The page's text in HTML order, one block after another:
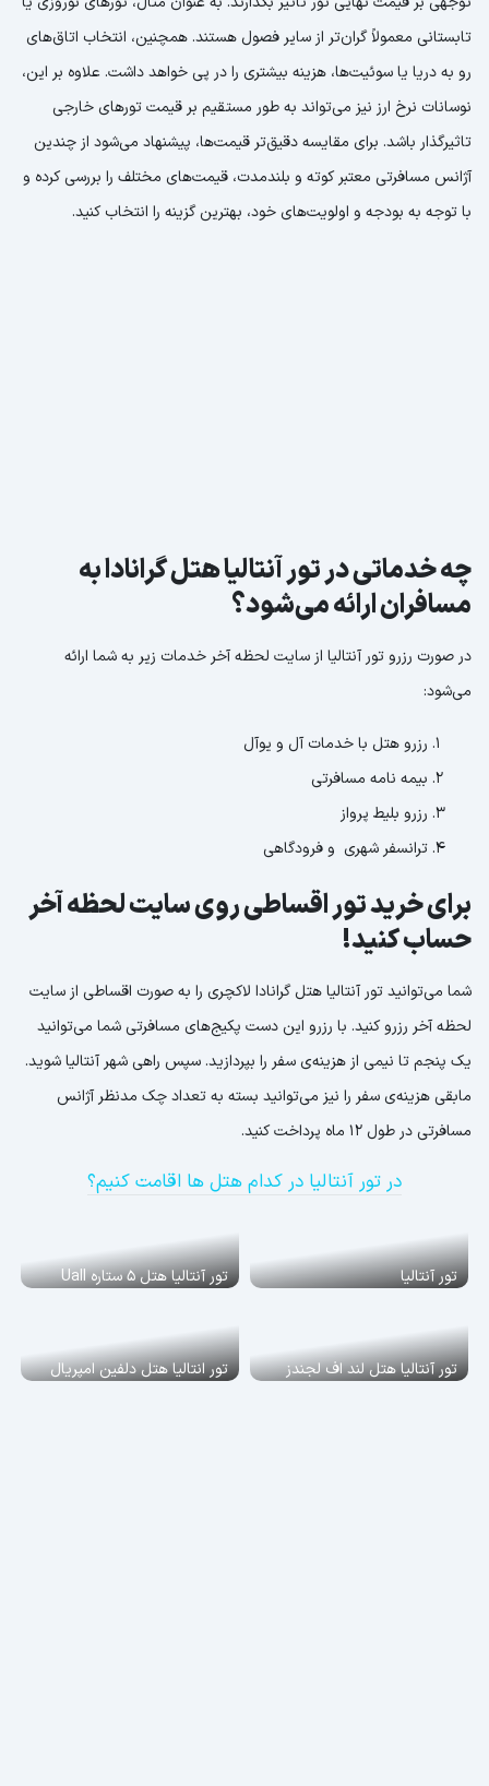
تابستانی معمولاً گران‌تر از سایر فصول هستند. همچنین، انتخاب اتاق‌های
رو به دریا یا سوئیت‌ها، هزینه بیشتری را در پی خواهد داشت. علاوه بر این،
نوسانات نرخ ارز نیز می‌تواند به طور مستقیم بر قیمت تورهای خارجی
تاثیرگذار باشد. برای مقایسه دقیق‌تر قیمت‌ها، پیشنهاد می‌شود از چندین
آژانس مسافرتی معتبر کوته و بلندمدت، قیمت‌های مختلف را بررسی کرده و
با توجه به بودجه و اولویت‌های خود، بهترین گزینه را انتخاب کنید.
چه خدماتی در تور آنتالیا هتل گرانادا به
مسافران ارائه می‌شود؟
در صورت رزرو تور آنتالیا از سایت لحظه آخر خدمات زیر به شما ارائه
می‌شود:
رزرو هتل با خدمات آل و یوآل
بیمه نامه مسافرتی
رزرو بلیط پرواز
ترانسفر شهری و فرودگاهی
برای خرید تور اقساطی روی سایت لحظه آخر
حساب کنید!
شما می‌توانید تور آنتالیا هتل گرانادا لاکچری را به صورت اقساطی از سایت
لحظه آخر رزرو کنید. با رزرو این دست پکیج‌های مسافرتی شما می‌توانید
یک پنجم تا نیمی از هزینه‌ی سفر را بپردازید. سپس راهی شهر آنتالیا شوید.
مابقی هزینه‌ی سفر را نیز می‌توانید بسته به تعداد چک مدنظر آژانس
مسافرتی در طول 12 ماه پرداخت کنید.
در تور آنتالیا در کدام هتل ها اقامت کنیم؟
تور آنتالیا تور آنتالیا هتل 5 ستاره Uall
تور آنتالیا هتل لند اف لجندز تور انتاليا هتل دلفين امپريال